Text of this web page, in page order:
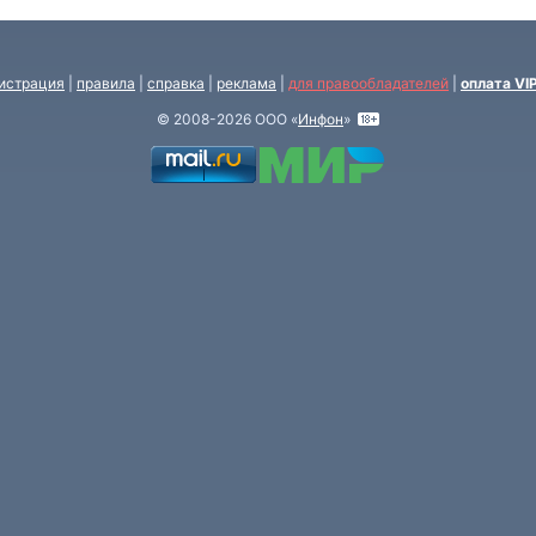
правила справка реклама для правообладателей оплата
© 2008-2026 ООО «Инфон»